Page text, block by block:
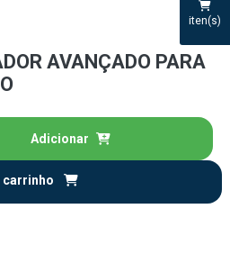
iten(s)
AVANÇADO PARA
Adicionar
carrinho